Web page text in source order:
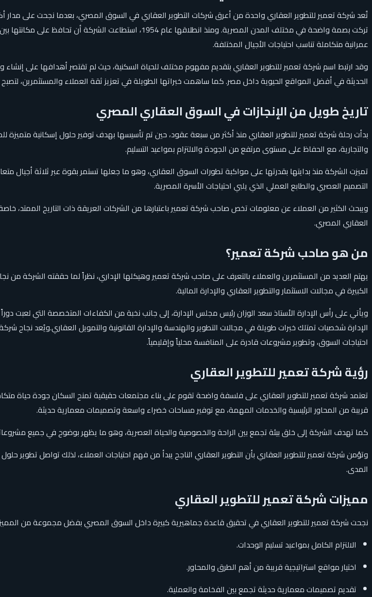
تُعد شركة تعمير للتطوير العقاري واحدة من أعرق شركات التطوير العقاري في السوق المصري، بعدما نجحت على مدار
تركت بصمة واضحة في مختلف المدن المصرية. ومنذ انطلاقها عام
عمرانية متكاملة تناسب احتياجات الأجيال المختلفة.
وقد ارتبط اسم شركة تعمير للتطوير العقاري بتقديم مفهوم مختلف للحياة السكنية، حيث لم تقتصر أهدافها على
الحديثة في أفضل المواقع الحيوية داخل مصر. كما ساهمت خبراتها الطويلة في تعزيز ثقة العملاء والمستثمرين،
تاريخ طويل من الإنجازات في السوق العقاري المصري
بدأت رحلة شركة تعمير للتطوير العقاري منذ أكثر من سبعة عقود، حين تم تأسيسها بهدف توفير حلول إسكانية
والتجارية، مع الحفاظ على مستوى مرتفع من الجودة والالتزام بمواعيد التسليم.
تميزت الشركة منذ بدايتها بقدرتها على مواكبة تطورات السوق العقاري، وهو ما جعلها تستمر بقوة عبر ثلاثة
التصميم العصري والطابع العملي الذي يلبي احتياجات الأسرة المصرية.
ويبحث الكثير من العملاء عن معلومات تخص صاحب شركة تعمير باعتبارها من الشركات العريقة ذات التاريخ الممتد،
العقاري المصري.
من هو صاحب شركة تعمير؟
يهتم العديد من المستثمرين والعملاء بالتعرف على صاحب شركة تعمير وهيكلها الإداري، نظراً لما حققته الشركة
الكبيرة في مجالات الاستثمار والتطوير العقاري والإدارة المالية.
ويأتي على رأس الإدارة الأستاذ سعد الوزان رئيس مجلس الإدارة، إلى جانب نخبة من الكفاءات المتخصصة التي لعبت
الإدارة شخصيات تمتلك خبرات طويلة في مجالات التطوير والهندسة والإدارة القانونية والتمويل العقاري.ويُعد نجاح شركة
احتياجات السوق، وتطوير مشروعات قادرة على المنافسة محلياً وإقليمياً.
رؤية شركة تعمير للتطوير العقاري
تعتمد شركة تعمير للتطوير العقاري على فلسفة واضحة تقوم على بناء مجتمعات حقيقية تمنح السكان جودة حياة
قريبة من المحاور الرئيسية والخدمات المهمة، مع توفير مساحات خضراء واسعة وتصميمات معمارية حديثة.
كما تهدف الشركة إلى خلق بيئة تجمع بين الراحة والخصوصية والحياة العصرية، وهو ما يظهر بوضوح في جميع
وتؤمن شركة تعمير للتطوير العقاري بأن التطوير العقاري الناجح يبدأ من فهم احتياجات العملاء، لذلك تواصل تطوير
المدى.
مميزات شركة تعمير للتطوير العقاري
نجحت شركة تعمير للتطوير العقاري في تحقيق قاعدة جماهيرية كبيرة داخل السوق المصري بفضل مجموعة من
الالتزام الكامل بمواعيد تسليم الوحدات.
اختيار مواقع استراتيجية قريبة من أهم الطرق والمحاور.
تقديم تصميمات معمارية حديثة تجمع بين الفخامة والعملية.